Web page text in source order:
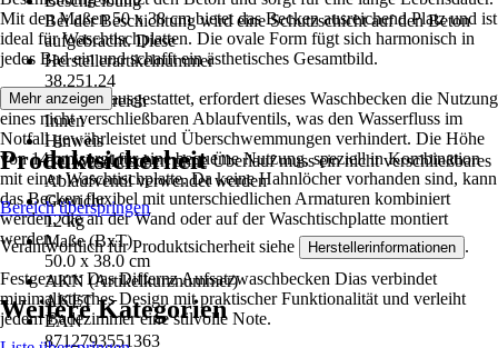
Bei der Beschichtung wird eine Schutzschicht auf den Beton
aufgebracht. Diese
Herstellerartikelnummer
38.251.24
Einsatzbereich
Innen
Hinweis
Bei Waschtischen ohne Überlauf muss ein nicht verschließbares
Ablaufventil verwendet werden
Gewicht
12 kg
Maße (BxT)
50.0 x 38.0 cm
AKN (Artikelkurznummer)
AKET
EAN
8712793551363
Mit den Maßen 50 x 38 cm bietet das Becken ausreichend Platz und ist
ideal für Waschtischplatten. Die ovale Form fügt sich harmonisch in
jedes Bad ein und schafft ein ästhetisches Gesamtbild.
Ohne Überlauf ausgestattet, erfordert dieses Waschbecken die Nutzung
eines nicht verschließbaren Ablaufventils, was den Wasserfluss im
Notfall gewährleistet und Überschwemmungen verhindert. Die Höhe
von 14 cm sorgt für eine bequeme Nutzung, speziell in Kombination
mit einer Waschtischplatte. Da keine Hahnlöcher vorhanden sind, kann
das Becken flexibel mit unterschiedlichen Armaturen kombiniert
werden, die an der Wand oder auf der Waschtischplatte montiert
werden.
Festgezurrt: Das Differnz Aufsatzwaschbecken Dias verbindet
minimalistisches Design mit praktischer Funktionalität und verleiht
jedem Badezimmer eine stilvolle Note.
Mehr anzeigen
Produktsicherheit
Bereich überspringen
Verantwortlich für Produktsicherheit siehe Herstellerinformationen .
Weitere Kategorien